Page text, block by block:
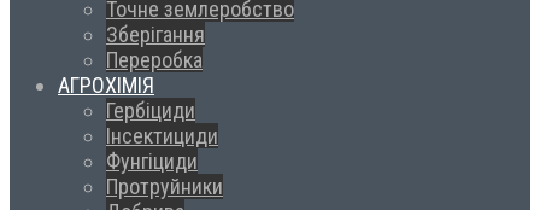
Точне землеробство
Зберігання
Переробка
АГРОХІМІЯ
Гербіциди
Інсектициди
Фунгіциди
Протруйники